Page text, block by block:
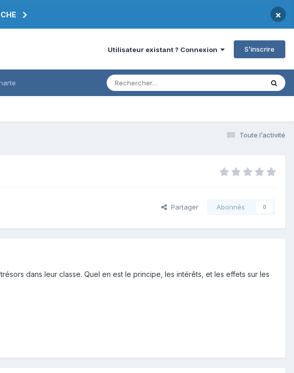
×
Utilisateur existant ? Connexion S’inscrire
Toute l’activité
Partager Abonnés 0
dans leur classe. Quel en est le principe, les intérêts, et les effets sur les